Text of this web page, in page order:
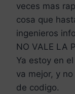
veces mas
cosa que
ingenieros
NO VALE LA
Ya estoy en
va mejor, y
de codigo.